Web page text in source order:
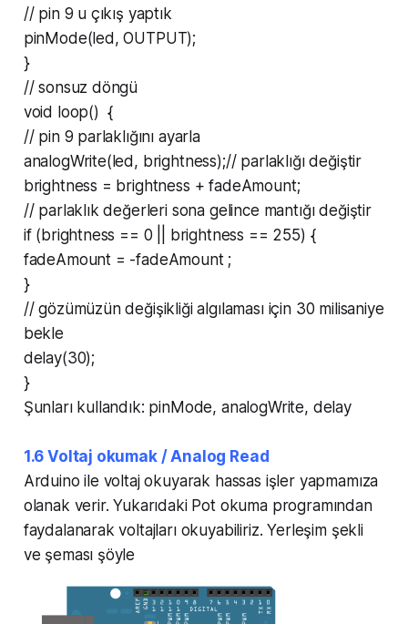
// pin 9 u çıkış yaptık
pinMode(led, OUTPUT);
}
// sonsuz döngü
void loop() {
// pin 9 parlaklığını ayarla
analogWrite(led, brightness);// parlaklığı değiştir
brightness = brightness + fadeAmount;
// parlaklık değerleri sona gelince mantığı değiştir
if (brightness == 0 || brightness == 255) {
fadeAmount = -fadeAmount ;
}
// gözümüzün değişikliği algılaması için 30 milisaniye
bekle
delay(30);
}
Şunları kullandık: pinMode, analogWrite, delay
1.6 Voltaj okumak / Analog Read
Arduino ile voltaj okuyarak hassas işler yapmamıza
olanak verir. Yukarıdaki Pot okuma programından
faydalanarak voltajları okuyabiliriz. Yerleşim şekli
ve şeması şöyle